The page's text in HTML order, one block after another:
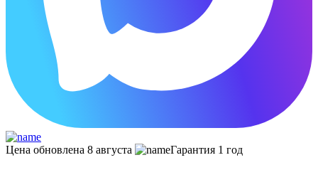
Цена обновлена 8 августа Гарантия 1 год